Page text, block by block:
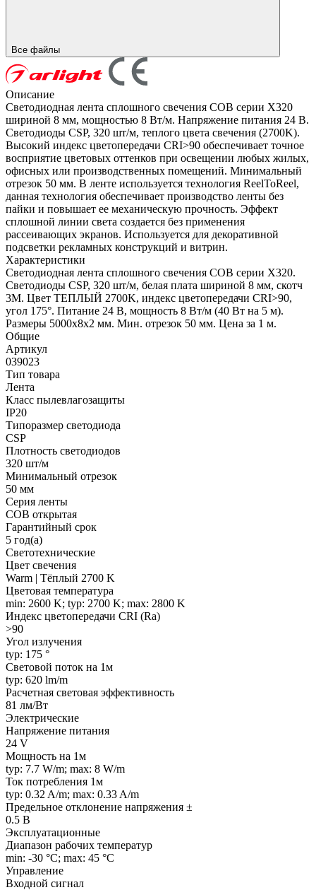
Все файлы
Описание
Светодиодная лента сплошного свечения COB серии X320
шириной 8 мм, мощностью 8 Вт/м. Напряжение питания 24 В.
Светодиоды CSP, 320 шт/м, теплого цвета свечения (2700K).
Высокий индекс цветопередачи CRI>90 обеспечивает точное
восприятие цветовых оттенков при освещении любых жилых,
офисных или производственных помещений. Минимальный
отрезок 50 мм. В ленте используется технология ReelToReel,
данная технология обеспечивает производство ленты без
пайки и повышает ее механическую прочность. Эффект
сплошной линии света создается без применения
рассеивающих экранов. Используется для декоративной
подсветки рекламных конструкций и витрин.
Характеристики
Светодиодная лента сплошного свечения COB серии X320.
Светодиоды CSP, 320 шт/м, белая плата шириной 8 мм, скотч
3M. Цвет ТЕПЛЫЙ 2700K, индекс цветопередачи CRI>90,
угол 175°. Питание 24 В, мощность 8 Вт/м (40 Вт на 5 м).
Размеры 5000х8х2 мм. Мин. отрезок 50 мм. Цена за 1 м.
Общие
Артикул
039023
Тип товара
Лента
Класс пылевлагозащиты
IP20
Типоразмер светодиода
CSP
Плотность светодиодов
320 шт/м
Минимальный отрезок
50 мм
Серия ленты
COB открытая
Гарантийный срок
5 год(а)
Светотехнические
Цвет свечения
Warm | Тёплый 2700 K
Цветовая температура
min: 2600 K; typ: 2700 K; max: 2800 K
Индекс цветопередачи CRI (Ra)
>90
Угол излучения
typ: 175 °
Световой поток на 1м
typ: 620 lm/m
Расчетная световая эффективность
81 лм/Вт
Электрические
Напряжение питания
24 V
Мощность на 1м
typ: 7.7 W/m; max: 8 W/m
Ток потребления 1м
typ: 0.32 A/m; max: 0.33 A/m
Предельное отклонение напряжения ±
0.5 В
Эксплуатационные
Диапазон рабочих температур
min: -30 °C; max: 45 °C
Управление
Входной сигнал